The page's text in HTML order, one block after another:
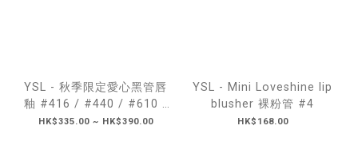
YSL - 秋季限定愛心黑管唇
釉 #416 / #440 / #610 /
#622
HK$335.00 ~ HK$390.00
YSL - Mini Loveshine lip
blusher 裸粉管 #4
HK$168.00